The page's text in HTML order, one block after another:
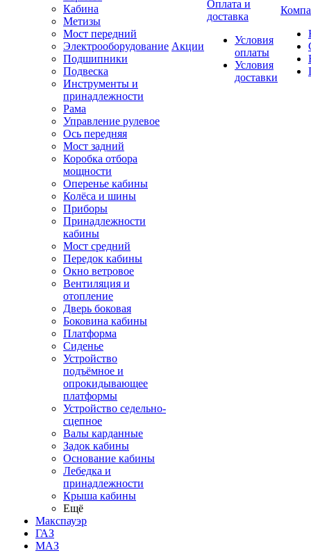
Кабина
Метизы
Мост передний
Электрооборудование
Подшипники
Подвеска
Инструменты и
принадлежности
Рама
Управление рулевое
Ось передняя
Мост задний
Коробка отбора
мощности
Оперенье кабины
Колёса и шины
Приборы
Принадлежности
кабины
Мост средний
Передок кабины
Окно ветровое
Вентиляция и
отопление
Дверь боковая
Боковина кабины
Платформа
Сиденье
Устройство
подъёмное и
опрокидывающее
платформы
Устройство седельно-
сцепное
Валы карданные
Задок кабины
Основание кабины
Лебедка и
принадлежности
Крыша кабины
Ещё
Макспауэр
ГАЗ
МАЗ
Акции
Оплата и
доставка
Условия
оплаты
Условия
доставки